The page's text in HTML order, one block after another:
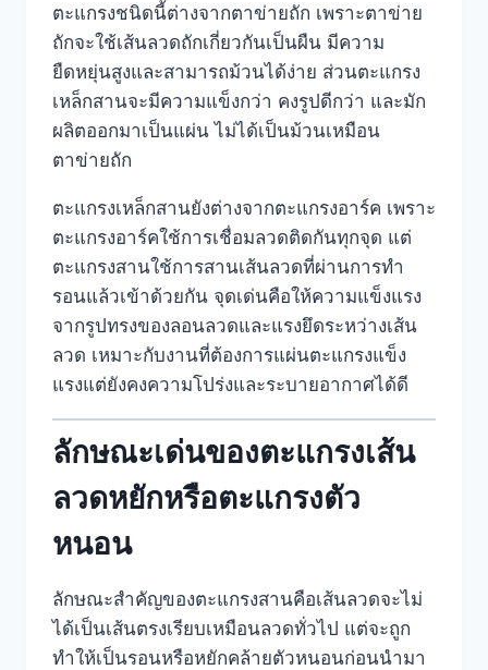
ตะแกรงชนิดนี้ต่างจากตาข่ายถัก เพราะตาข่าย
ถักจะใช้เส้นลวดถักเกี่ยวกันเป็นผืน มีความ
ยืดหยุ่นสูงและสามารถม้วนได้ง่าย ส่วนตะแกรง
เหล็กสานจะมีความแข็งกว่า คงรูปดีกว่า และมัก
ผลิตออกมาเป็นแผ่น ไม่ได้เป็นม้วนเหมือน
ตาข่ายถัก
ตะแกรงเหล็กสานยังต่างจากตะแกรงอาร์ค เพราะ
ตะแกรงอาร์คใช้การเชื่อมลวดติดกันทุกจุด แต่
ตะแกรงสานใช้การสานเส้นลวดที่ผ่านการทำ
รอนแล้วเข้าด้วยกัน จุดเด่นคือให้ความแข็งแรง
จากรูปทรงของลอนลวดและแรงยึดระหว่างเส้น
ลวด เหมาะกับงานที่ต้องการแผ่นตะแกรงแข็ง
แรงแต่ยังคงความโปร่งและระบายอากาศได้ดี
ลักษณะเด่นของตะแกรงเส้น
ลวดหยักหรือตะแกรงตัว
หนอน
ลักษณะสำคัญของตะแกรงสานคือเส้นลวดจะไม่
ได้เป็นเส้นตรงเรียบเหมือนลวดทั่วไป แต่จะถูก
ทำให้เป็นรอนหรือหยักคล้ายตัวหนอนก่อนนำมา